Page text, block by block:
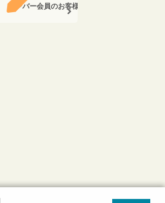
メンバー会員のお客様に、ご購入金額の5％の